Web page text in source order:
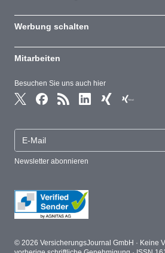
Besuchen Sie uns auch hier
Newsletter abonnieren
Werbung schalten
Mitarbeiten
© 2026 VersicherungsJournal GmbH · Keine